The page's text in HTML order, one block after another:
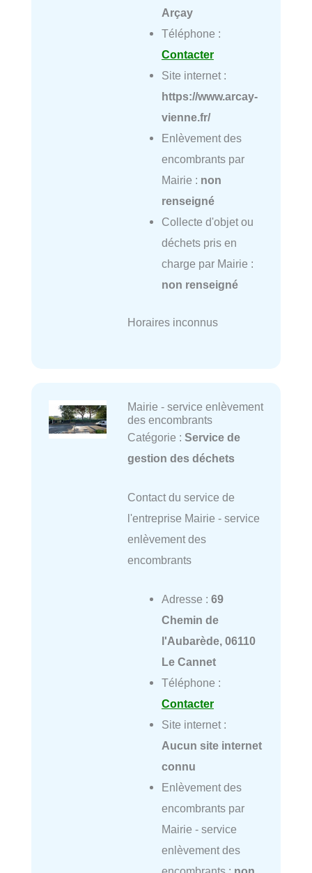
Arçay
Téléphone :
Contacter
Site internet :
https://www.arcay-
vienne.fr/
Enlèvement des
encombrants par
Mairie : non
renseigné
Collecte d'objet ou
déchets pris en
charge par Mairie :
non renseigné
Horaires inconnus
Mairie - service enlèvement
des encombrants
Catégorie : Service de
gestion des déchets
Contact du service de
l'entreprise Mairie - service
enlèvement des
encombrants
Adresse : 69
Chemin de
l'Aubarède, 06110
Le Cannet
Téléphone :
Contacter
Site internet :
Aucun site internet
connu
Enlèvement des
encombrants par
Mairie - service
enlèvement des